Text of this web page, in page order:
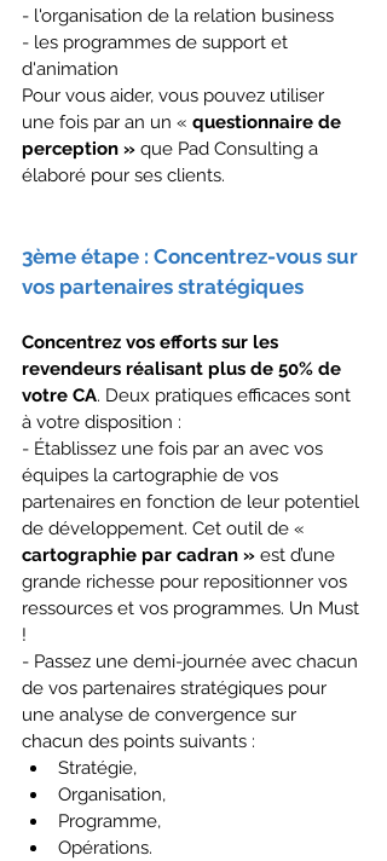
- l'organisation de la relation business
- les programmes de support et
d'animation
Pour vous aider, vous pouvez utiliser
une fois par an un « questionnaire de
perception » que Pad Consulting a
élaboré pour ses clients.
3ème étape : Concentrez-vous sur
vos partenaires stratégiques
Concentrez vos efforts sur les
revendeurs réalisant plus de 50% de
votre CA. Deux pratiques efficaces sont
à votre disposition :
- Établissez une fois par an avec vos
équipes la cartographie de vos
partenaires en fonction de leur potentiel
de développement. Cet outil de «
cartographie par cadran » est d’une
grande richesse pour repositionner vos
ressources et vos programmes. Un Must
!
- Passez une demi-journée avec chacun
de vos partenaires stratégiques pour
une analyse de convergence sur
chacun des points suivants :
Stratégie,
Organisation,
Programme,
Opérations.